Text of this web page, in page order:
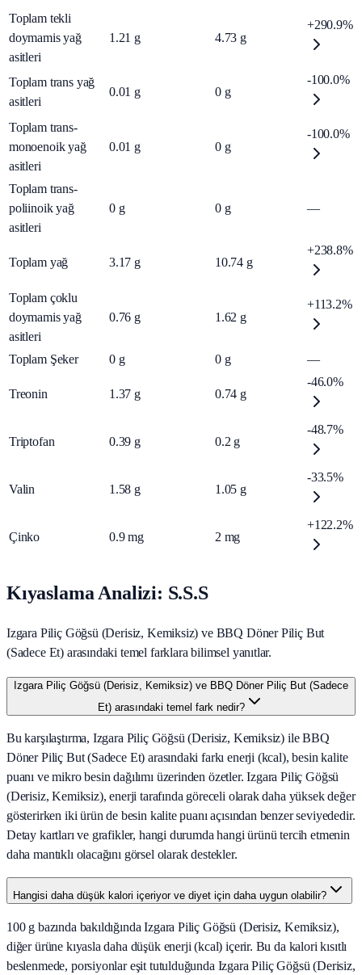
Toplam tekli
doymamis yağ
asitleri
1.21 g 4.73 g
+290.9%
Toplam trans yağ
asitleri
0.01 g 0 g
-100.0%
Toplam trans-
monoenoik yağ
asitleri
0.01 g 0 g
-100.0%
Toplam trans-
poliinoik yağ
asitleri
0 g 0 g —
Toplam yağ 3.17 g 10.74 g
+238.8%
Toplam çoklu
doymamis yağ
asitleri
0.76 g 1.62 g
+113.2%
Toplam Şeker 0 g 0 g —
Treonin 1.37 g 0.74 g
-46.0%
Triptofan 0.39 g 0.2 g
-48.7%
Valin 1.58 g 1.05 g
-33.5%
Çinko 0.9 mg 2 mg
+122.2%
Kıyaslama Analizi: S.S.S
Izgara Piliç Göğsü (Derisiz, Kemiksiz) ve BBQ Döner Piliç But
(Sadece Et) arasındaki temel farklara bilimsel yanıtlar.
Izgara Piliç Göğsü (Derisiz, Kemiksiz) ve BBQ Döner Piliç But (Sadece
Et) arasındaki temel fark nedir?
Bu karşılaştırma, Izgara Piliç Göğsü (Derisiz, Kemiksiz) ile BBQ
Döner Piliç But (Sadece Et) arasındaki farkı enerji (kcal), besin kalite
puanı ve mikro besin dağılımı üzerinden özetler. Izgara Piliç Göğsü
(Derisiz, Kemiksiz), enerji tarafında göreceli olarak daha yüksek değer
gösterirken iki ürün de besin kalite puanı açısından benzer seviyededir.
Detay kartları ve grafikler, hangi durumda hangi ürünü tercih etmenin
daha mantıklı olacağını görsel olarak destekler.
Hangisi daha düşük kalori içeriyor ve diyet için daha uygun olabilir?
100 g bazında bakıldığında Izgara Piliç Göğsü (Derisiz, Kemiksiz),
diğer ürüne kıyasla daha düşük enerji (kcal) içerir. Bu da kalori kısıtlı
beslenmede, porsiyonlar eşit tutulduğunda Izgara Piliç Göğsü (Derisiz,